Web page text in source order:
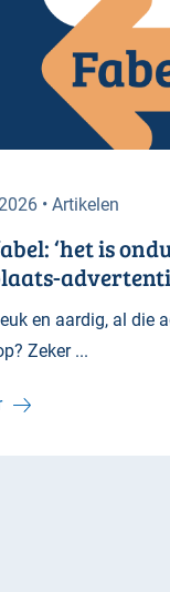
• Artikelen
‘het is
en aardig, al die
Zeker ...